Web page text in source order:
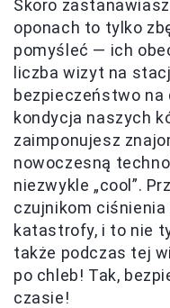
Skoro
oponach to tylko
pomyśleć — ich
liczba wizyt na
bezpieczeństwo na
kondycja naszych
zaimponujesz
nowoczesną
niezwykle „cool”.
czujnikom
katastrofy, i to nie
także podczas tej
po chleb! Tak,
czasie!